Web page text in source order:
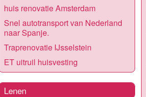
huis renovatie Amsterdam
Snel autotransport van Nederland
naar Spanje.
Traprenovatie IJsselstein
ET uitruil huisvesting
Lenen